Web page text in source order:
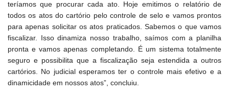
teríamos que procurar cada ato. Hoje emitimos o relatório de
todos os atos do cartório pelo controle de selo e vamos prontos
para apenas solicitar os atos praticados. Sabemos o que vamos
fiscalizar. Isso dinamiza nosso trabalho, saímos com a planilha
pronta e vamos apenas completando. É um sistema totalmente
seguro e possibilita que a fiscalização seja estendida a outros
cartórios. No judicial esperamos ter o controle mais efetivo e a
dinamicidade em nossos atos”, concluiu.